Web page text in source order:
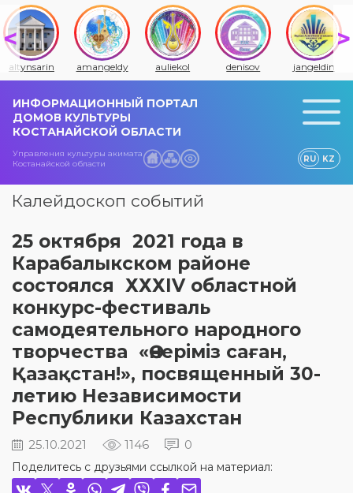
altynsarin amangeldy auliekol denisov jangeldin
ИНФОРМАЦИОННЫЙ ПОРТАЛ
ДОМОВ КУЛЬТУРЫ
КОСТАНАЙСКОЙ ОБЛАСТИ
Управления культуры акимата
Костанайской области
RU KZ
Калейдоскоп событий
25 октября 2021 года в
Карабалыкском районе
состоялся ХХХIV областной
конкурс-фестиваль
самодеятельного народного
творчества «Өнеріміз саған,
Қазақстан!», посвященный 30-
летию Независимости
Республики Казахстан
25.10.2021 1146 0
Поделитесь с друзьями ссылкой на материал: